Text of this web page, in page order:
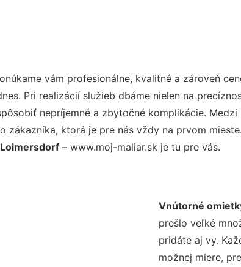
vám profesionálne, kvalitné a zároveň
Pri realizácií služieb dbáme nielen na
nepríjemné a zbytočné komplikácie.
zákazníka, ktorá je pre nás vždy na prvom
– www.moj-maliar.sk je tu pre vás.
Vnútorné
prešlo veľké
pridáte aj vy.
možnej miere,